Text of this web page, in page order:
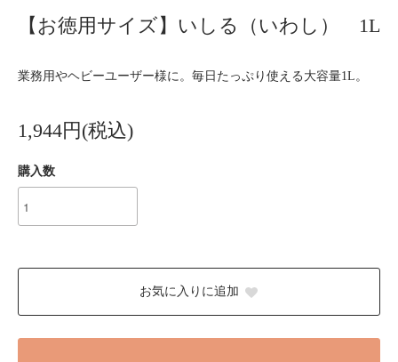
【お徳用サイズ】いしる（いわし） 1L
業務用やヘビーユーザー様に。毎日たっぷり使える大容量1L。
1,944円(税込)
購入数
お気に入りに追加